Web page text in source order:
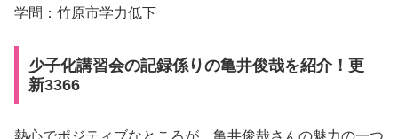
学問：竹原市学力低下
少子化講習会の記録係りの亀井俊哉を紹介！更
新3366
熱心でポジティブなところが、亀井俊哉さんの魅力の一つ